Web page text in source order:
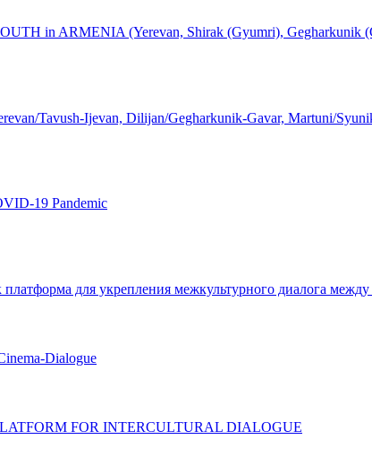
in ARMENIA (Yerevan, Shirak (Gyumri), Gegharkunik
Tavush-Ijevan, Dilijan/Gegharkunik-Gavar, Martuni/
19 Pandemic
для укрепления межкультурного диалога
Dialogue
FOR INTERCULTURAL DIALOGUE